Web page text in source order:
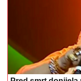
Pred smrt
čega je Esma
MIR